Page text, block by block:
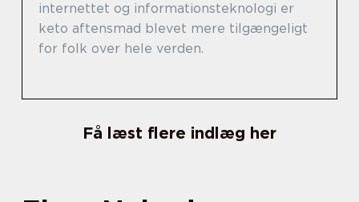
internettet og informationsteknologi er
keto aftensmad blevet mere tilgængeligt
for folk over hele verden.
Få læst flere indlæg her